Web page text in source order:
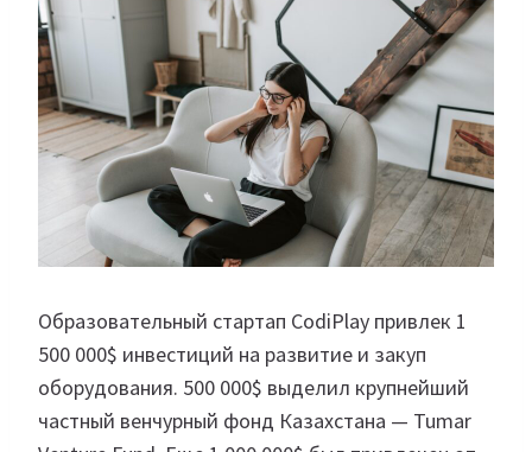
Образовательный стартап CodiPlay привлек 1
500 000$ инвестиций на развитие и закуп
оборудования. 500 000$ выделил крупнейший
частный венчурный фонд Казахстана — Tumar